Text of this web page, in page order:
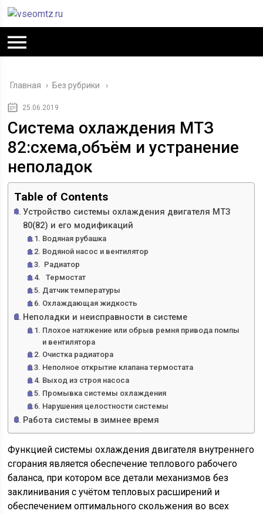
Главная › Без рубрики
25.06.2019
Система охлаждения МТЗ
82:схема,объём и устранение
неполадок
Table of Contents
Устройство системы охлаждения двигателя МТЗ
80(82) и его модификаций
Водяная рубашка
Водяной насос и вентилятор
Радиатор
Термостат
Датчик температуры
Охлаждающая жидкость
Неполадки и неисправности в системе
Плохое натяжение или обрыв ремня привода помпы
и вентилятора
Очистка радиатора
Неполное открытие клапана термостата
Выход из строя насоса
Промывка системы охлаждения
Нарушения целостности системы
Работа системы в зимнее время
Функцией системы охлаждения двигателя внутреннего
сгорания является обеспечение теплового рабочего
баланса, при котором все детали механизмов без
заклинивания с учётом тепловых расширений и
обеспечением оптимального скольжения во всех